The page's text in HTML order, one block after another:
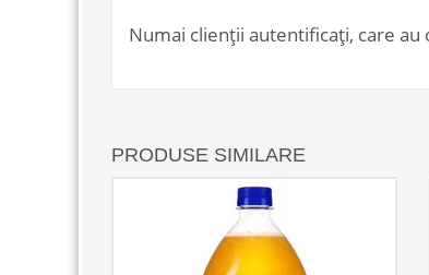
Numai clienții autentificați, care
PRODUSE SIMILARE